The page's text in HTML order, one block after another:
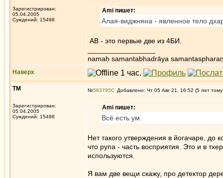
Зарегистрирован:
05.04.2005
Суждений: 15498
Ami пишет:
Алая-виджняна - явленное тело
АВ - это первые две из 4БИ.
namaḥ samantabhadrāya
Наверх
ТМ
Зарегистрирован:
05.04.2005
Суждений: 15498
№583795 Добавлено: Чт 05 Авг 21, 16:52 (5 лет
Ami пишет:
Всё есть ум.
Нет такого утверждения в йогачаре, до
что рупа - часть восприятия. Это и в
используются.
Я вам две вещи скажу, про детектор